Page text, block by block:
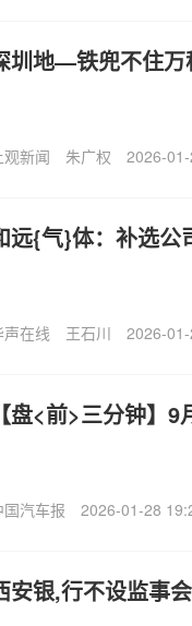
圳地—铁兜不住万
观新闻 朱广权 2026-
远{气}体：补选公
声在线 王石川 2026-
【盘<前>三分钟】
国汽车报 2026-01-28
安银,行不设监事